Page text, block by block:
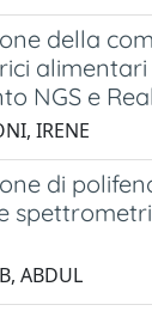
della
NGS e
IRENE
di
ABDUL